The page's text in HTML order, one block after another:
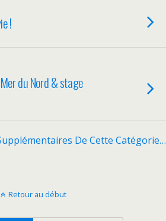
!
du Nord & stage
De Cette Catégorie…
Retour au début